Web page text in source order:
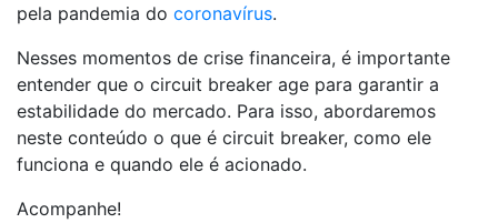
pela pandemia do coronavírus.
Nesses momentos de crise financeira, é importante
entender que o circuit breaker age para garantir a
estabilidade do mercado. Para isso, abordaremos
neste conteúdo o que é circuit breaker, como ele
funciona e quando ele é acionado.
Acompanhe!